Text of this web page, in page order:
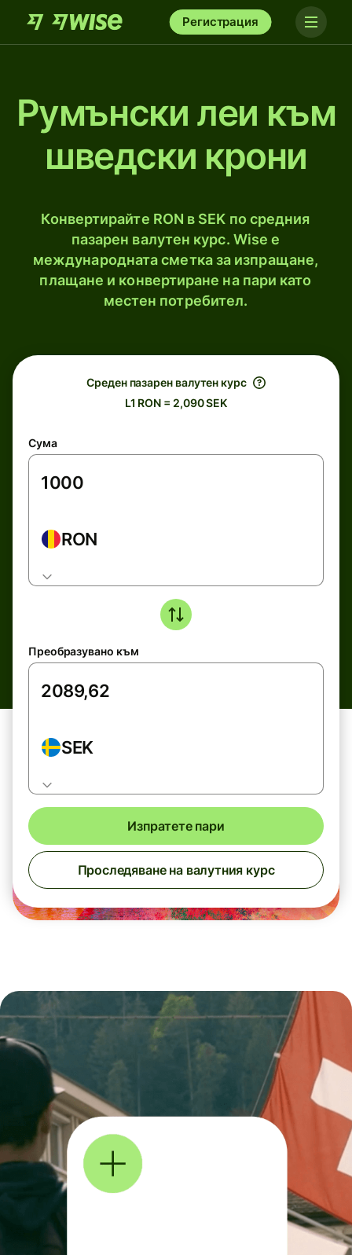
Регистрация
Румънски леи към
шведски крони
Конвертирайте RON в SEK по средния
пазарен валутен курс. Wise е
международната сметка за изпращане,
плащане и конвертиране на пари като
местен потребител.
Среден пазарен валутен курс
L1 RON = 2,090 SEK
Сума
RON
Преобразувано към
SEK
Изпратете пари
Проследяване на валутния курс